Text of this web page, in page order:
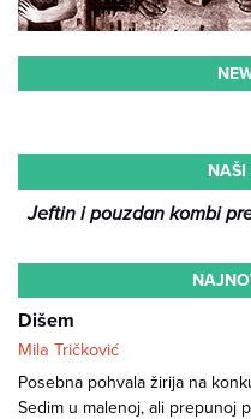
NAŠI
Jeftin i pouzdan kombi
Dišem
Mila Tričković
Posebna pohvala žirija na
Sedim u malenoj, ali prepunoj